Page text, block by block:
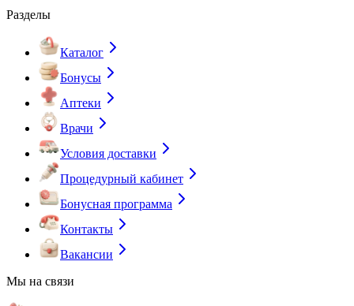
Разделы
Каталог
Бонусы
Аптеки
Врачи
Условия доставки
Процедурный кабинет
Бонусная программа
Контакты
Вакансии
Мы на связи